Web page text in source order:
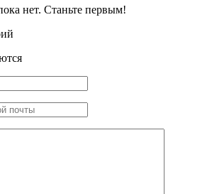
нет. Станьте первым!